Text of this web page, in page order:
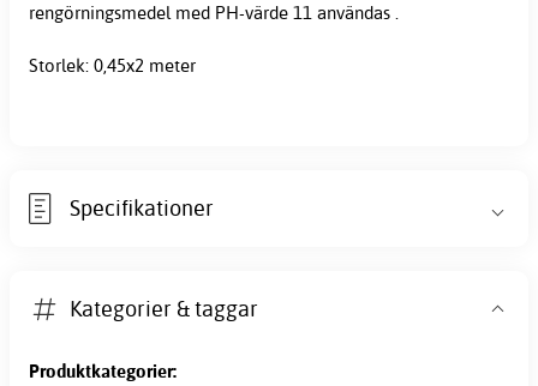
rengörningsmedel med PH-värde 11 användas .
Storlek: 0,45x2 meter
Specifikationer
Kategorier & taggar
Produktkategorier: